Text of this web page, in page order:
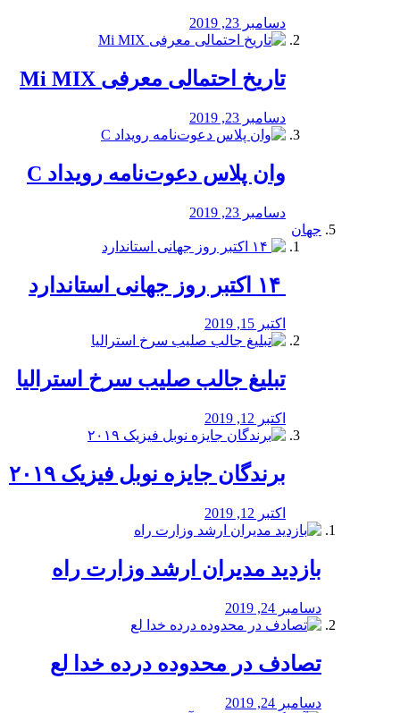
دسامبر 23, 2019
تاریخ احتمالی معرفی Mi MIX
دسامبر 23, 2019
وان پلاس دعوت‌نامه رویداد C
دسامبر 23, 2019
جهان
اکتبر 15, 2019
تبلیغ جالب صلیب سرخ استرالیا
اکتبر 12, 2019
برندگان جایزه نوبل فیزیک ۲۰۱۹
اکتبر 12, 2019
بازدید مدیران ارشد وزارت راه
دسامبر 24, 2019
تصادف در محدوده درده خدا لع
دسامبر 24, 2019